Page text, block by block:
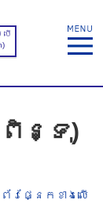
ើ
ពិន្ទុ)
រផ្នែកខាងលើ​